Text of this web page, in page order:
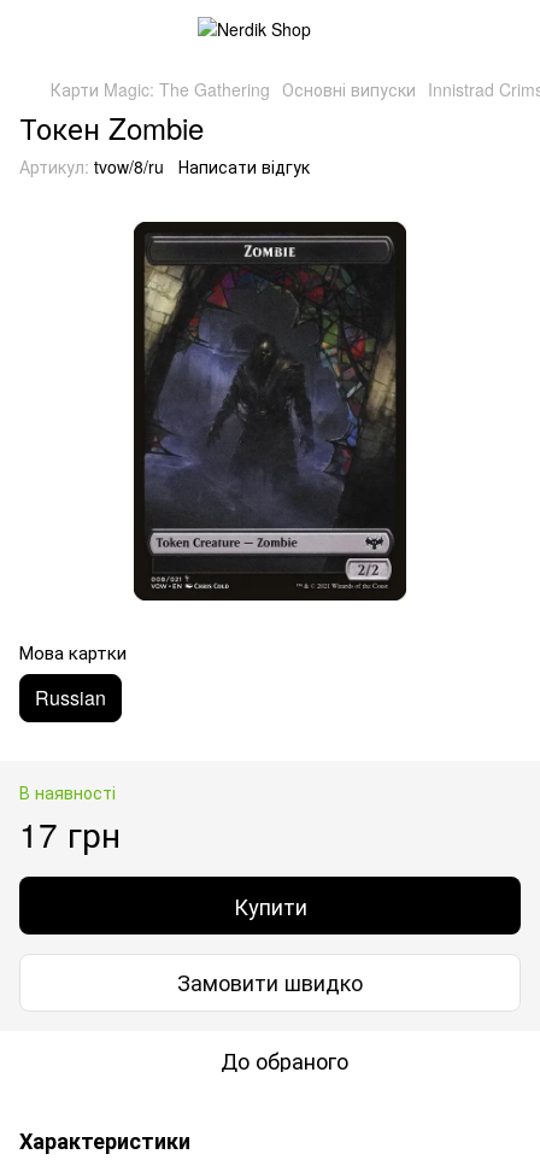
Карти Magic: The Gathering Основні випуски Innistrad
Токен Zombie
Артикул: tvow/8/ru Написати відгук
Мова картки
Russian
В наявності
17 грн
Купити
Замовити швидко
До обраного
Характеристики